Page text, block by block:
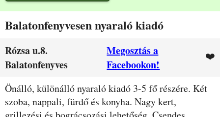
Balatonfenyvesen nyaraló kiadó
Rózsa u.8.
Balatonfenyves
Megosztás a
Facebookon!
❤️
Leírás
Önálló, különálló nyaraló kiadó 3-5 fő részére. Két
szoba, nappali, fürdő és konyha. Nagy kert,